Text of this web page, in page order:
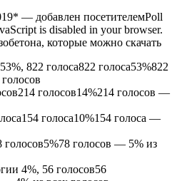
* — добавлен посетителемPoll
is disabled in your browser.
которые можно скачать
53%, 822 голоса822 голоса53%822
214 голосов14%214 голосов —
154 голоса10%154 голоса —
голосов5%78 голосов — 5% из
4%, 56 голосов56